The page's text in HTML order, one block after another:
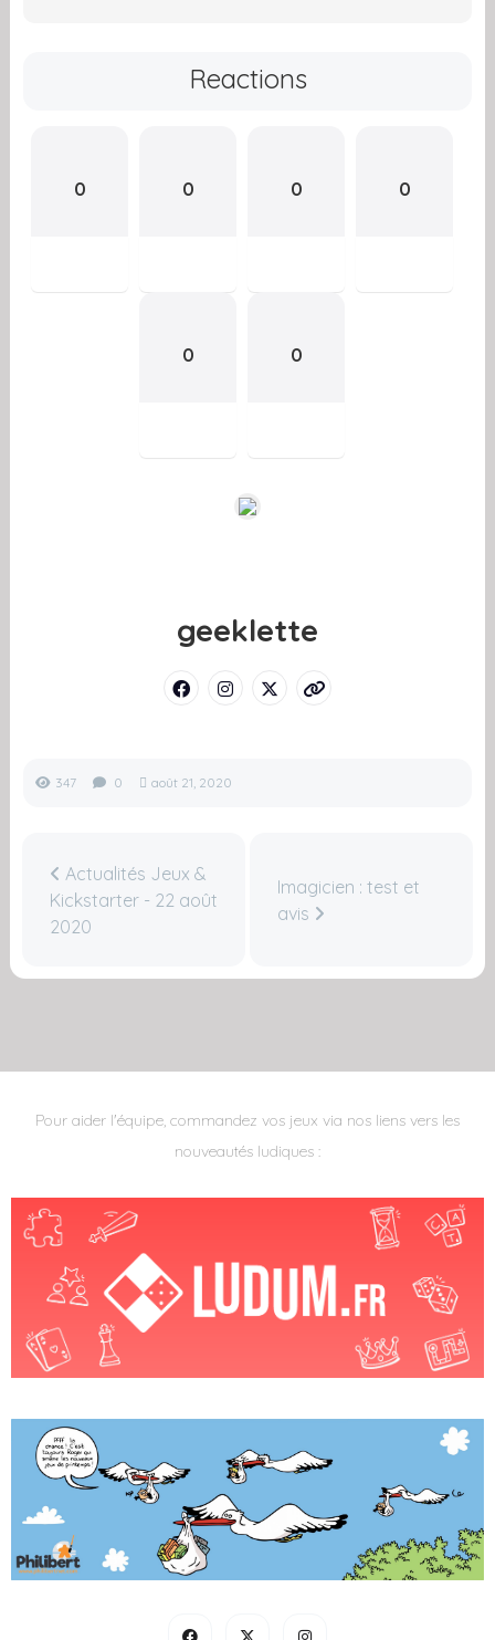
Reactions
0 0 0 0
0 0
geeklette
347 0 août 21, 2020
Actualités Jeux &
Kickstarter - 22 août
2020
Imagicien : test et
avis
Pour aider l'équipe, commandez vos jeux via nos liens vers les
nouveautés ludiques :